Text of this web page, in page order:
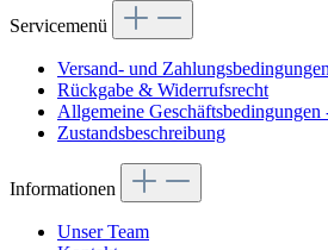
Servicemenü
Versand- und Zahlungsbedingungen
Rückgabe & Widerrufsrecht
Allgemeine
Zustandsbeschreibung
Informationen
Unser Team